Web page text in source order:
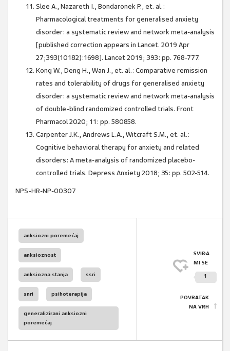
Slee A., Nazareth I., Bondaronek P., et. al.:
Pharmacological treatments for generalised anxiety
disorder: a systematic review and network meta-analysis
[published correction appears in Lancet. 2019 Apr
27;393(10182):1698]. Lancet 2019; 393: pp. 768-777.
Kong W., Deng H., Wan J., et. al.: Comparative remission
rates and tolerability of drugs for generalised anxiety
disorder: a systematic review and network meta-analysis
of double-blind randomized controlled trials. Front
Pharmacol 2020; 11: pp. 580858.
Carpenter J.K., Andrews L.A., Witcraft S.M., et. al.:
Cognitive behavioral therapy for anxiety and related
disorders: A meta-analysis of randomized placebo-
controlled trials. Depress Anxiety 2018; 35: pp. 502-514.
NPS-HR-NP-00307
anksiozni poremećaj
anksioznost
anksiozna stanja ssri
snri psihoterapija
generalizirani anksiozni
poremećaj
SVIĐA
MI SE
1
POVRATAK
NA VRH